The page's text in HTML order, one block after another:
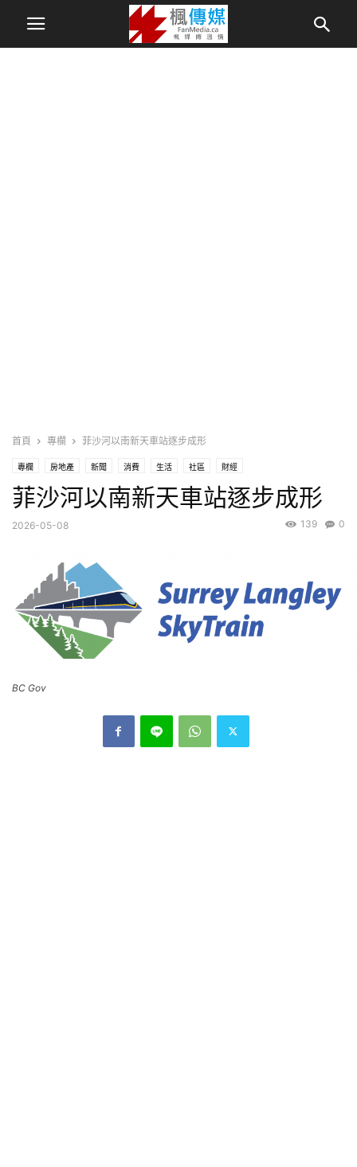
首頁 專欄 菲沙河以南新天車站逐步成形
專欄 房地產 新聞 消費 生活 社區 財經
菲沙河以南新天車站逐步成形
2026-05-08 0
139
BC Gov